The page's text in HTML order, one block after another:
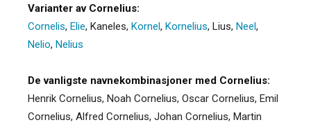
Varianter av Cornelius:
Cornelis, Elie, Kaneles, Kornel, Kornelius, Lius, Neel,
Nelio, Nelius
De vanligste navnekombinasjoner med Cornelius:
Henrik Cornelius, Noah Cornelius, Oscar Cornelius, Emil
Cornelius, Alfred Cornelius, Johan Cornelius, Martin